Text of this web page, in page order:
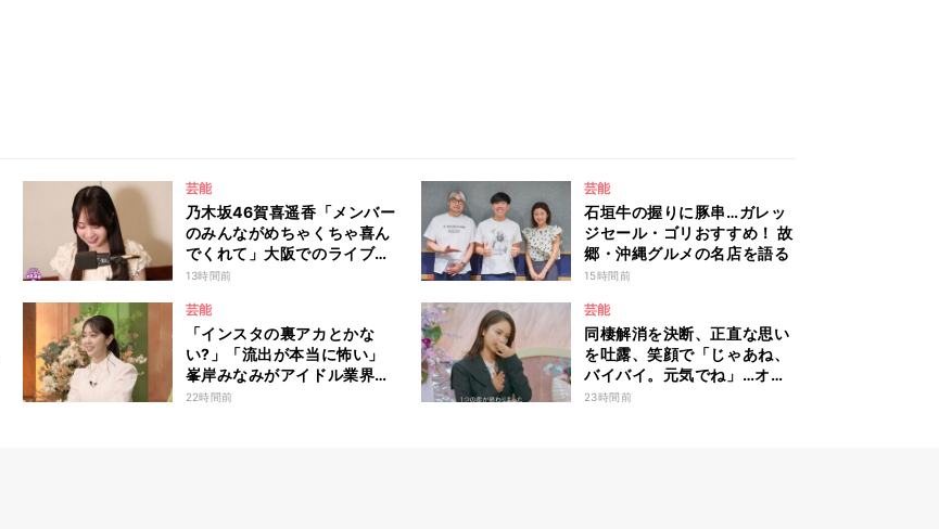
芸能
乃木坂46賀喜遥香「メンバー
のみんながめちゃくちゃ喜ん
でくれて」大阪でのライブで
毎回届く“親戚からの差し入
13時間前
芸能
石垣牛の握りに豚串…ガレッ
ジセール・ゴリおすすめ！ 故
郷・沖縄グルメの名店を語る
15時間前
芸能
「インスタの裏アカとかな
い?」「流出が本当に怖い」
峯岸みなみがアイドル業界の
リアルな危険性を説く 『秘
22時間前
芸能
同棲解消を決断、正直な思い
を吐露、笑顔で「じゃあね、
バイバイ。元気でね」…オダ
ミユの成長を見届けた平祐奈
23時間前